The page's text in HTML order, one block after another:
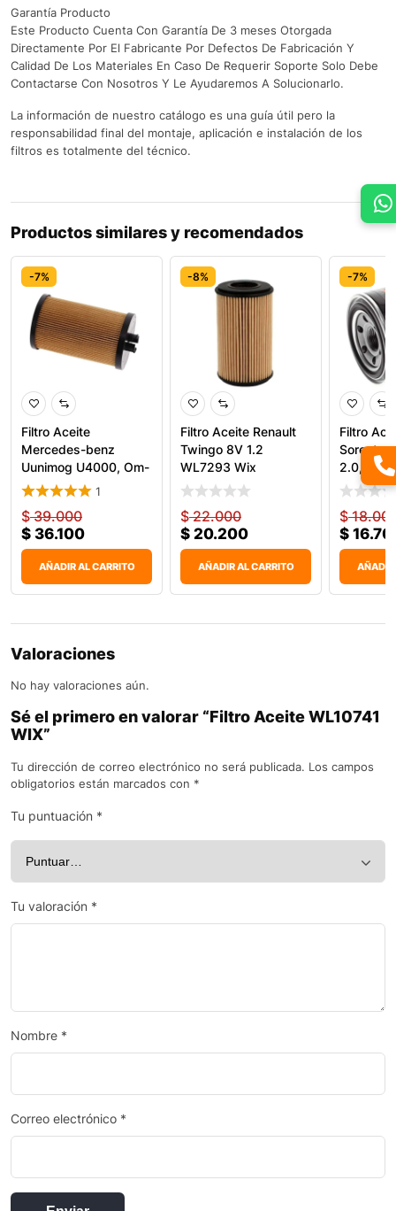
Garantía Producto
Este Producto Cuenta Con Garantía De 3 meses Otorgada
Directamente Por El Fabricante Por Defectos De Fabricación Y
Calidad De Los Materiales En Caso De Requerir Soporte Solo Debe
Contactarse Con Nosotros Y Le Ayudaremos A Solucionarlo.
La información de nuestro catálogo es una guía útil pero la
responsabilidad final del montaje, aplicación e instalación de los
filtros es totalmente del técnico.
Productos similares y recomendados
-7%
Filtro Aceite
Mercedes-benz
Uunimog U4000, Om-
924 92040E 1
$39.000
$ 36.100
AÑADIR AL CARRITO
-8%
Filtro Aceite Renault
Twingo 8V 1.2
WL7293 Wix
$22.000
$ 20.200
AÑADIR AL CARRITO
-7%
Filtro
Sorento
2.0,
$
$
AÑADIR
Valoraciones
No hay valoraciones aún.
Sé el primero en valorar “Filtro Aceite WL10741
WIX”
Tu dirección de correo electrónico no será publicada. Los campos
obligatorios están marcados con *
Tu puntuación *
Tu valoración *
Nombre *
Correo electrónico *